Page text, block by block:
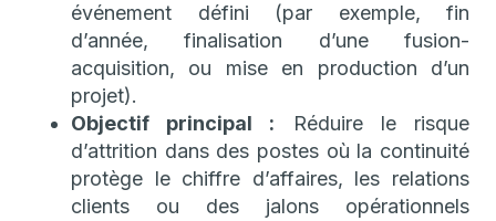
événement défini (par exemple, fin
d’année, finalisation d’une fusion-
acquisition, ou mise en production d’un
projet).
Objectif principal : Réduire le risque
d’attrition dans des postes où la continuité
protège le chiffre d’affaires, les relations
clients ou des jalons opérationnels